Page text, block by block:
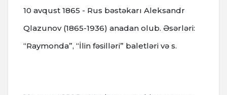
10 avqust 1865 - Rus bəstəkarı Aleksandr
Qlazunov (1865-1936) anadan olub. Əsərləri:
“Raymonda”, “İlin fəsilləri” baletləri və s.